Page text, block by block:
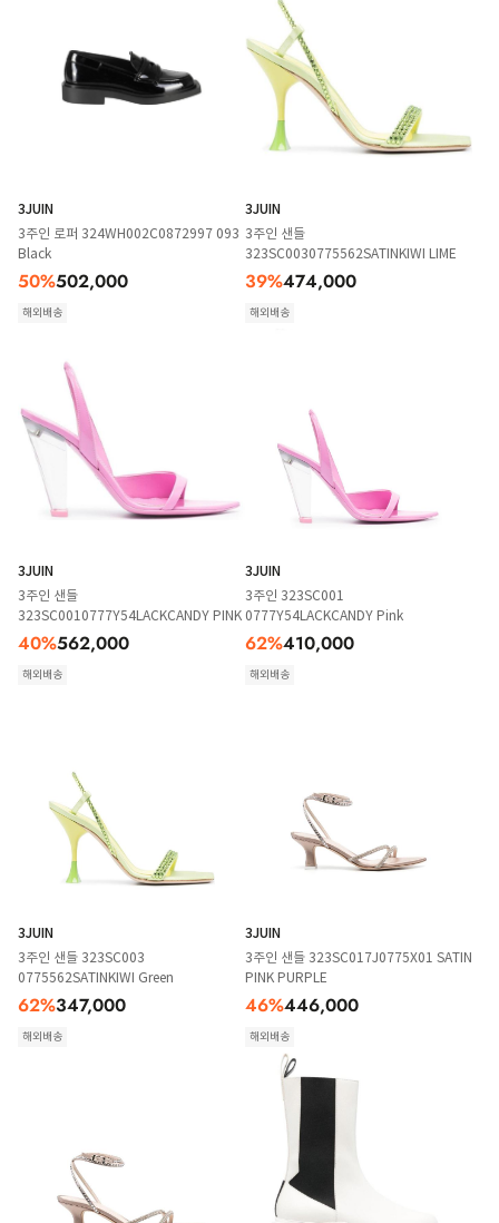
3JUIN
3주인 로퍼 324WH002C0872997 093
Black
50%502,000
해외배송
3JUIN
3주인 샌들
323SC0030775562SATINKIWI LIME
39%474,000
해외배송
3JUIN
3주인 샌들
323SC0010777Y54LACKCANDY PINK
40%562,000
해외배송
3JUIN
3주인 323SC001
0777Y54LACKCANDY Pink
62%410,000
해외배송
3JUIN
3주인 샌들 323SC003
0775562SATINKIWI Green
62%347,000
해외배송
3JUIN
3주인 샌들 323SC017J0775X01 SATIN
PINK PURPLE
46%446,000
해외배송